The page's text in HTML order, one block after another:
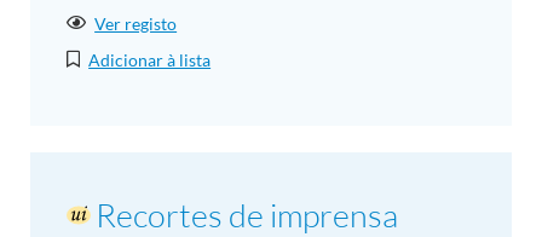
Ver registo
Adicionar à lista
Recortes de imprensa